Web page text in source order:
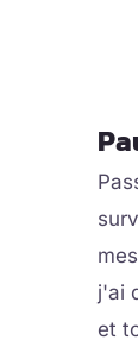
j'ai
et